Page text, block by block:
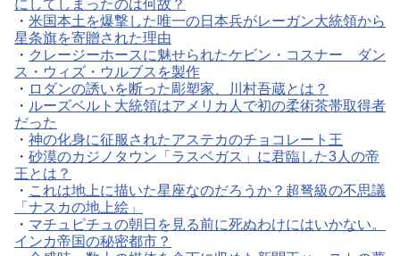
にしてしまったのは何故？
・ 米国本土を爆撃した唯一の日本兵がレーガン大統領から
星条旗を寄贈された理由
・ クレージーホースに魅せられたケビン・コスナー ダン
ス・ウィズ・ウルブスを製作
・ ロダンの誘いを断った彫塑家、川村吾蔵とは？
・ ルーズベルト大統領はアメリカ人で初の柔術茶帯取得者
だった
・ 神の化身に征服されたアステカのチョコレート王
・ 砂漠のカジノタウン「ラスベガス」に君臨した3人の帝
王とは？
・ これは地上に描いた星座なのだろうか？超弩級の不思議
「ナスカの地上絵」
・ マチュピチュの朝日を見る前に死ぬわけにはいかない。
インカ帝国の秘密都市？